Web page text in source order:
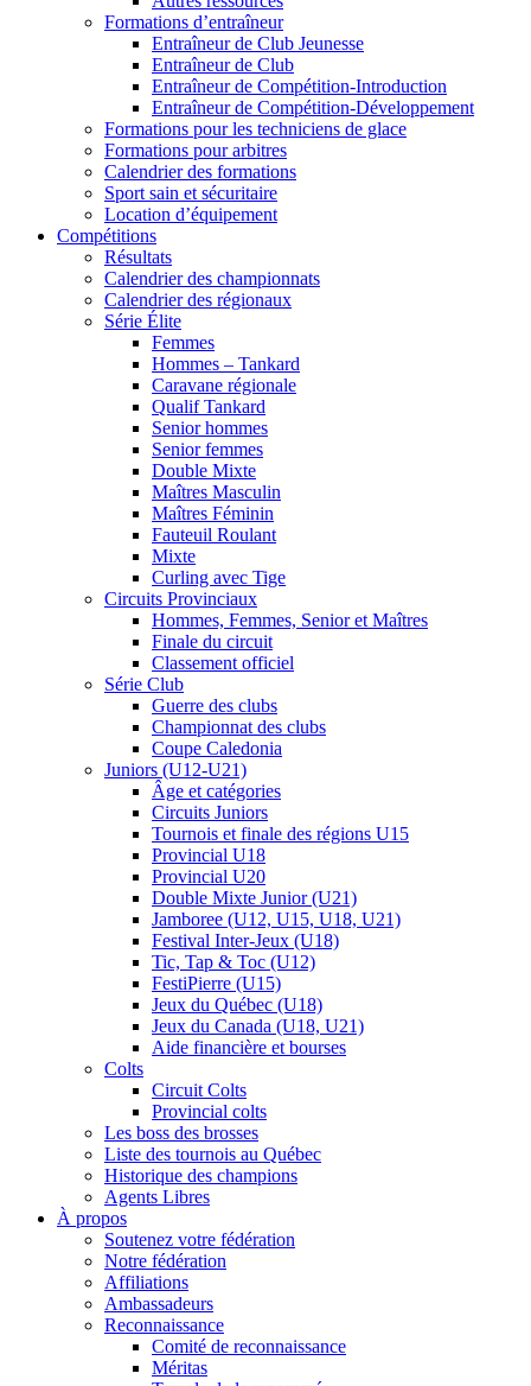
Formations d’entraîneur
Entraîneur de Club Jeunesse
Entraîneur de Club
Entraîneur de Compétition-Introduction
Entraîneur de Compétition-Développement
Formations pour les techniciens de glace
Formations pour arbitres
Calendrier des formations
Sport sain et sécuritaire
Location d’équipement
Compétitions
Résultats
Calendrier des championnats
Calendrier des régionaux
Série Élite
Femmes
Hommes – Tankard
Caravane régionale
Qualif Tankard
Senior hommes
Senior femmes
Double Mixte
Maîtres Masculin
Maîtres Féminin
Fauteuil Roulant
Mixte
Curling avec Tige
Circuits Provinciaux
Hommes, Femmes, Senior et Maîtres
Finale du circuit
Classement officiel
Série Club
Guerre des clubs
Championnat des clubs
Coupe Caledonia
Juniors (U12-U21)
Âge et catégories
Circuits Juniors
Tournois et finale des régions U15
Provincial U18
Provincial U20
Double Mixte Junior (U21)
Jamboree (U12, U15, U18, U21)
Festival Inter-Jeux (U18)
Tic, Tap & Toc (U12)
FestiPierre (U15)
Jeux du Québec (U18)
Jeux du Canada (U18, U21)
Aide financière et bourses
Colts
Circuit Colts
Provincial colts
Les boss des brosses
Liste des tournois au Québec
Historique des champions
Agents Libres
À propos
Soutenez votre fédération
Notre fédération
Affiliations
Ambassadeurs
Reconnaissance
Comité de reconnaissance
Méritas